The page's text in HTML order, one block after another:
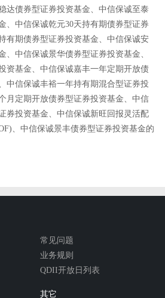
达债券型证券投资基金、中信保诚至泰
、中信保诚乾元30天持有期债券型证券
有期债券型证券投资基金、中信保诚安
、中信保诚景华债券型证券投资基金、
资基金、中信保诚嘉丰一年定期开放债
中信保诚丰裕一年持有期混合型证券投
月定期开放债券型证券投资基金、中信
券投资基金、中信保诚新旺回报灵活配
、中信保诚景丰债券型证券投资基金的
常见问题
业务规则
QDII开放日列表
其它